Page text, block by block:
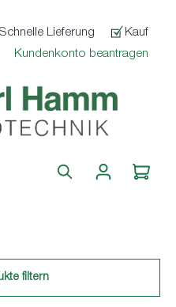
Schnelle Lieferung
Kauf
Kundenkonto beantragen
filtern